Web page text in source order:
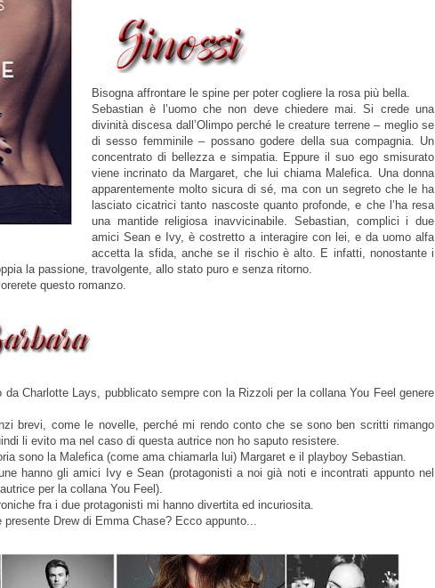
Bisogna affrontare le spine per poter cogliere la rosa più bella.
Sebastian è l’uomo che non deve chiedere mai. Si crede una
divinità discesa dall’Olimpo perché le creature terrene – meglio se
di sesso femminile – possano godere della sua compagnia. Un
concentrato di bellezza e simpatia. Eppure il suo ego smisurato
viene incrinato da Margaret, che lui chiama Malefica. Una donna
apparentemente molto sicura di sé, ma con un segreto che le ha
lasciato cicatrici tanto nascoste quanto profonde, e che l’ha resa
una mantide religiosa inavvicinabile. Sebastian, complici i due
amici Sean e Ivy, è costretto a interagire con lei, e da uomo alfa
accetta la sfida, anche se il rischio è alto. E infatti, nonostante i
la passione, travolgente, allo stato puro e senza ritorno.
questo romanzo.
Charlotte Lays, pubblicato sempre con la Rizzoli per la collana You Feel genere
brevi, come le novelle, perché mi rendo conto che se sono ben scritti rimango
li evito ma nel caso di questa autrice non ho saputo resistere.
sono la Malefica (come ama chiamarla lui) Margaret e il playboy Sebastian.
hanno gli amici Ivy e Sean (protagonisti a noi già noti e incontrati appunto nel
per la collana You Feel).
fra i due protagonisti mi hanno divertita ed incuriosita.
Drew di Emma Chase? Ecco appunto...